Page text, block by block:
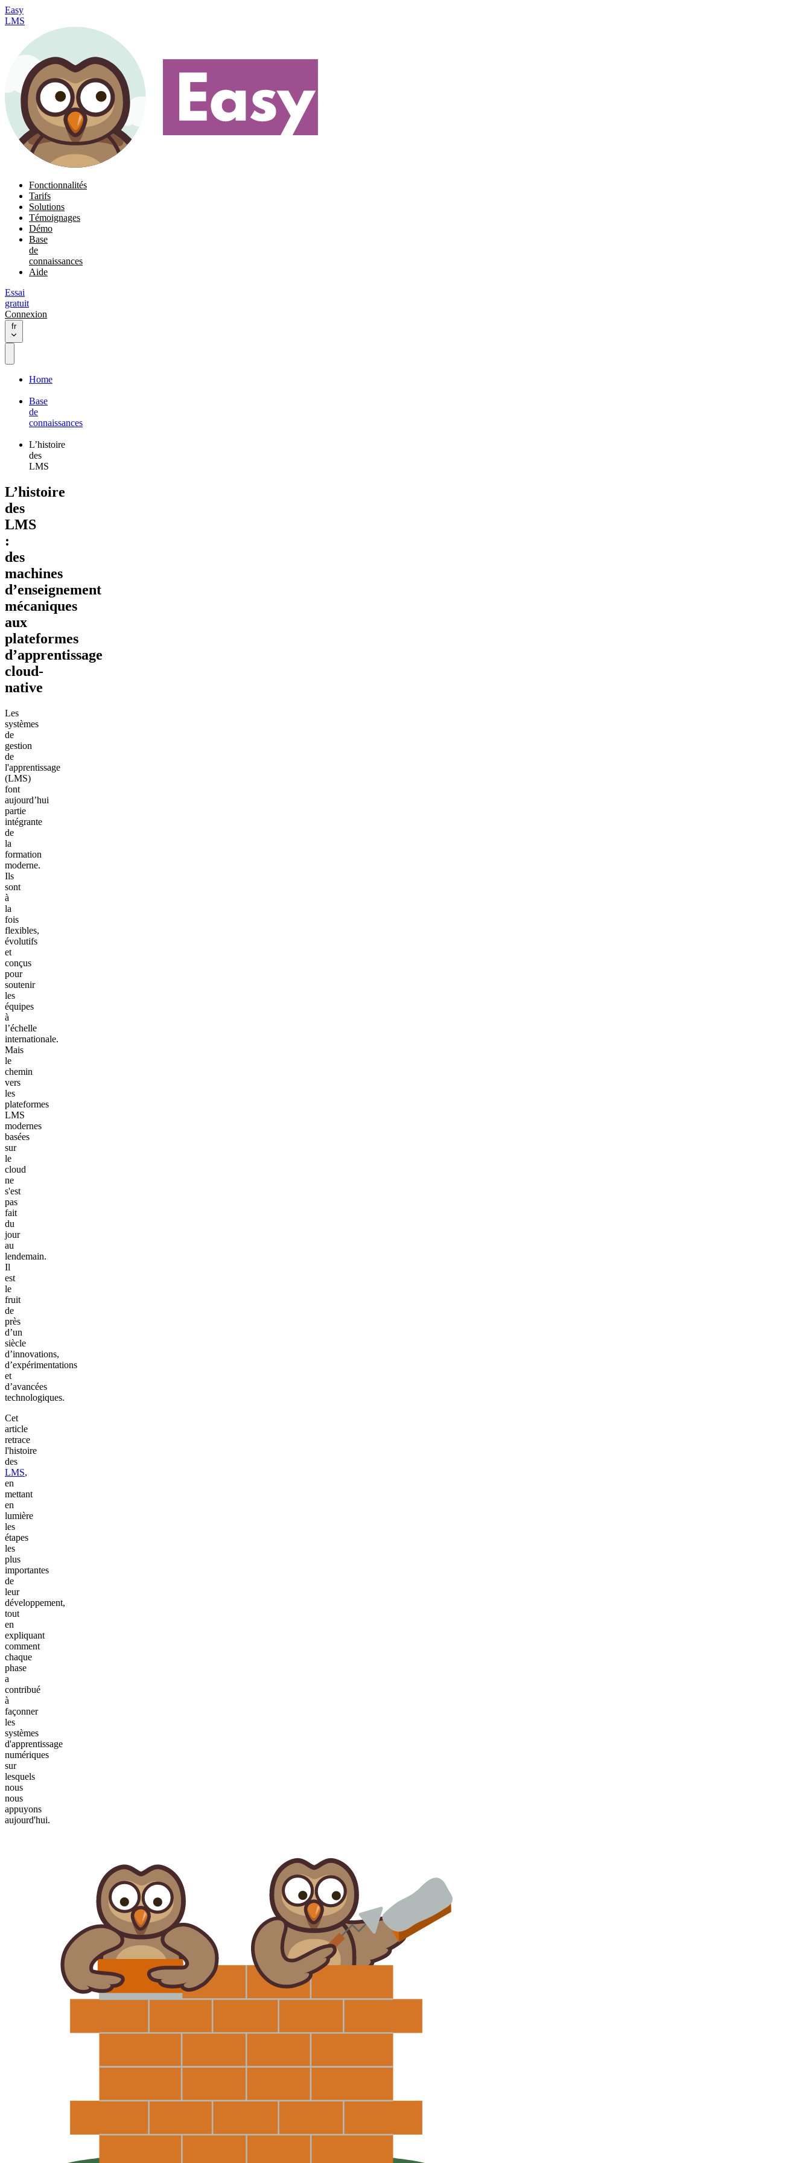
Easy
LMS
Fonctionnalités
Tarifs
Solutions
Témoignages
Démo
Base
de
connaissances
Aide
Essai
gratuit
Connexion
fr
Home
Base
de
connaissances
L’histoire
des
LMS
L’histoire
des
LMS
:
des
machines
d’enseignement
mécaniques
aux
plateformes
d’apprentissage
cloud-
native
Les
systèmes
de
gestion
de
l'apprentissage
(LMS)
font
aujourd’hui
partie
intégrante
de
la
formation
moderne.
Ils
sont
à
la
fois
flexibles,
évolutifs
et
conçus
pour
soutenir
les
équipes
à
l’échelle
internationale.
Mais
le
chemin
vers
les
plateformes
LMS
modernes
basées
sur
le
cloud
ne
s'est
pas
fait
du
jour
au
lendemain.
Il
est
le
fruit
de
près
d’un
siècle
d’innovations,
d’expérimentations
et
d’avancées
technologiques.
Cet
article
retrace
l'histoire
des
LMS,
en
mettant
en
lumière
les
étapes
les
plus
importantes
de
leur
développement,
tout
en
expliquant
comment
chaque
phase
a
contribué
à
façonner
les
systèmes
d'apprentissage
numériques
sur
lesquels
nous
nous
appuyons
aujourd'hui.